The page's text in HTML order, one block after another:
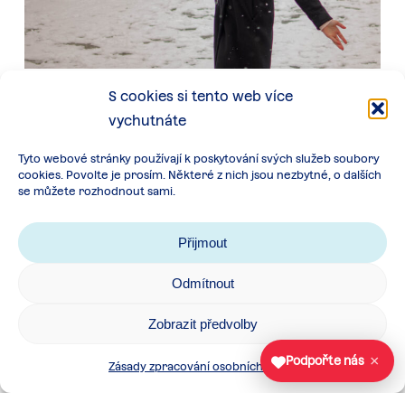
S cookies si tento web více
vychutnáte
Tyto webové stránky používají k poskytování svých služeb soubory
cookies. Povolte je prosím. Některé z nich jsou nezbytné, o dalších
se můžete rozhodnout sami.
Přijmout
Odmítnout
Zobrazit předvolby
Zásady zpracování osobních údajů
Evropský parlament mládeže v ČR, z. s., (EPM v ČR)
nezisková organizace zaměřující se zejména…
Read More
Zapoj se
Člověk v tísni Podpořte nás ×